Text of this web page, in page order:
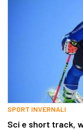
SPORT INVERNALI
Sci e short track,